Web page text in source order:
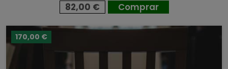
82,00 € Comprar
170,00 €